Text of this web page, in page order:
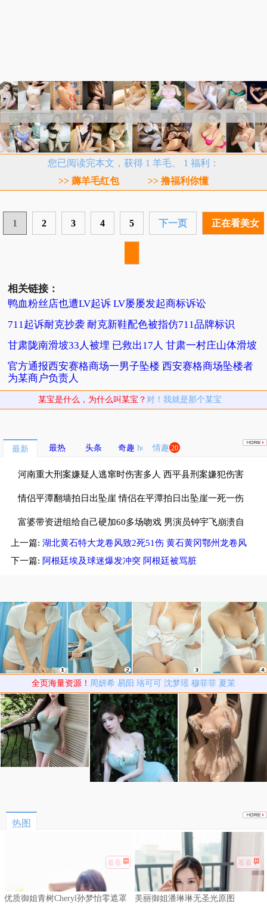
您已阅读完本文，获得 1 羊毛、 1 福利：
>> 薅羊毛红包
>> 撸福利你懂
1 2 3 4 5 下一页 正在看美女
相关链接：
鸭血粉丝店也遭LV起诉 LV屡屡发起商标诉讼
711起诉耐克抄袭 耐克新鞋配色被指仿711品牌标识
甘肃陇南滑坡33人被埋 已救出17人 甘肃一村庄山体滑坡
官方通报西安赛格商场一男子坠楼 西安赛格商场坠楼者
为某商户负责人
某宝是什么，为什么叫某宝？ 对！我就是那个某宝
最新 最热 头条 奇趣 情趣 20
河南重大刑案嫌疑人逃窜时伤害多人 西平县刑案嫌犯伤害
多名无辜群众
情侣平潭翻墙拍日出坠崖 情侣在平潭拍日出坠崖一死一伤
富婆带资进组给自己硬加60多场吻戏 男演员钟宇飞崩溃自
曝遇富婆加吻戏
上一篇: 湖北黄石特大龙卷风致2死51伤 黄石黄冈鄂州龙卷风
下一篇: 阿根廷埃及球迷爆发冲突 阿根廷被骂脏
全页海量资源！ 周妍希 易阳 珞可可 沈梦瑶 穆菲菲 夏茉
热图
看看
优质御姐青树Cheryl孙梦怡零遮罩
看看
美丽御姐潘琳琳无圣光原图